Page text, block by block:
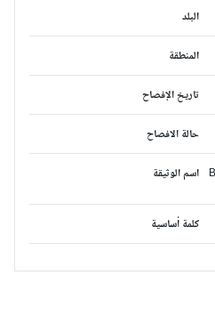
البلد
المنطقة
تاريخ الإفصاح
حالة الافصاح
اسم الوثيقة
كلمة أساسية